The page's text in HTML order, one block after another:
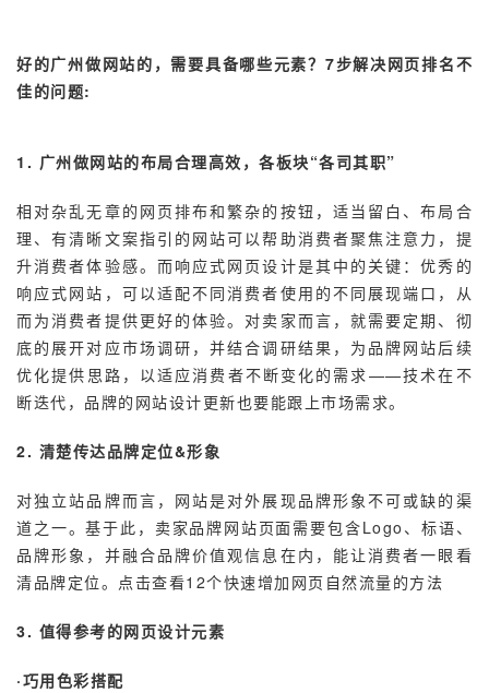
好的广州做网站的，需要具备哪些元素？7步解决网页排名不
佳的问题:
1. 广州做网站的布局合理高效，各板块“各司其职”
相对杂乱无章的网页排布和繁杂的按钮，适当留白、布局合
理、有清晰文案指引的网站可以帮助消费者聚焦注意力，提
升消费者体验感。而响应式网页设计是其中的关键：优秀的
响应式网站，可以适配不同消费者使用的不同展现端口，从
而为消费者提供更好的体验。对卖家而言，就需要定期、彻
底的展开对应市场调研，并结合调研结果，为品牌网站后续
优化提供思路，以适应消费者不断变化的需求——技术在不
断迭代，品牌的网站设计更新也要能跟上市场需求。
2. 清楚传达品牌定位&形象
对独立站品牌而言，网站是对外展现品牌形象不可或缺的渠
道之一。基于此，卖家品牌网站页面需要包含Logo、标语、
品牌形象，并融合品牌价值观信息在内，能让消费者一眼看
清品牌定位。点击查看12个快速增加网页自然流量的方法
3. 值得参考的网页设计元素
·巧用色彩搭配